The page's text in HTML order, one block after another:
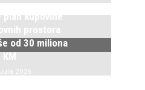
plan kupovine
prostora
od 30 miliona
KM
2026.